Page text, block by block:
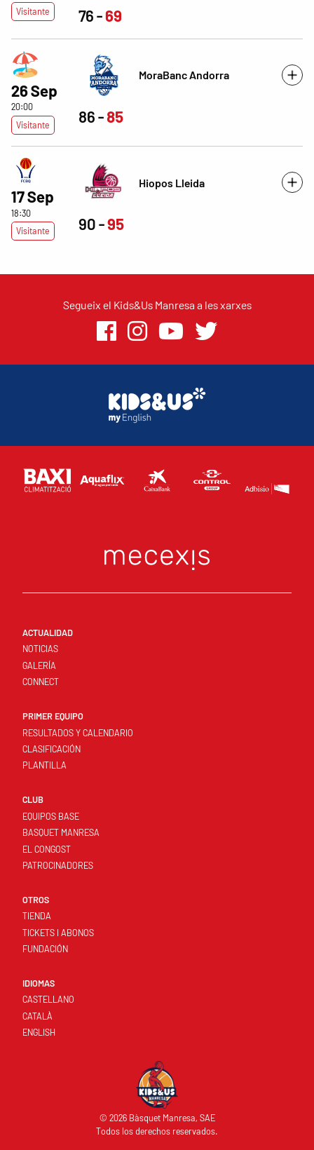
Visitante
76 69
26 Sep
20:00
Visitante
MoraBanc Andorra
86 85
17 Sep
18:30
Visitante
Hiopos Lleida
90 95
Segueix el Kids&Us Manresa a les xarxes
ACTUALIDAD
NOTICIAS
GALERÍA
CONNECT
PRIMER EQUIPO
RESULTADOS Y CALENDARIO
CLASIFICACIÓN
PLANTILLA
CLUB
EQUIPOS BASE
BASQUET MANRESA
EL CONGOST
PATROCINADORES
OTROS
TIENDA
TICKETS I ABONOS
FUNDACIÓN
IDIOMAS
CASTELLANO
CATALÀ
ENGLISH
© 2026 Bàsquet Manresa, SAE
Todos los derechos reservados.